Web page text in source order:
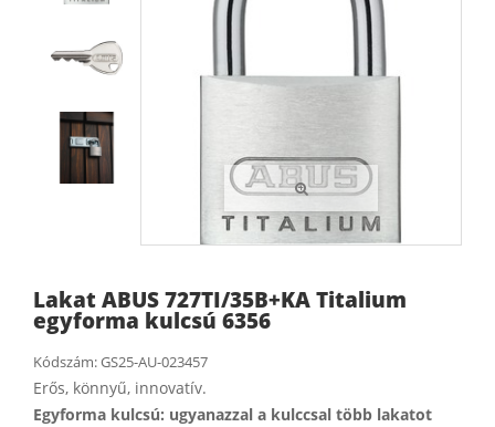
Lakat ABUS 727TI/35B+KA Titalium
egyforma kulcsú 6356
Kódszám:GS25-AU-023457
Erős, könnyű, innovatív.
Egyforma kulcsú: ugyanazzal a kulccsal több lakatot